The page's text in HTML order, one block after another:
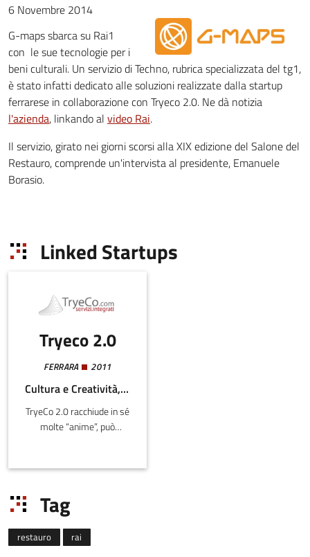
6 Novembre 2014
G-maps sbarca su Rai1
con le sue tecnologie per i
beni culturali. Un servizio di Techno, rubrica specializzata del tg1,
è stato infatti dedicato alle soluzioni realizzate dalla startup
ferrarese in collaborazione con Tryeco 2.0. Ne dà notizia
l'azienda, linkando al video Rai.
Il servizio, girato nei giorni scorsi alla XIX edizione del Salone del
Restauro, comprende un'intervista al presidente, Emanuele
Borasio.
Linked Startups
Tryeco 2.0
FERRARA 2011
Cultura e Creatività, Digitale, Edilizia e Costruzioni
TryeCo 2.0 racchiude in sé
molte “anime”, può
artigiana tradizionale
tecnologie. Il proprio staff
si occupa di valutare e
selezionare nuove
metodologie e nuove
Tag
restauro rai